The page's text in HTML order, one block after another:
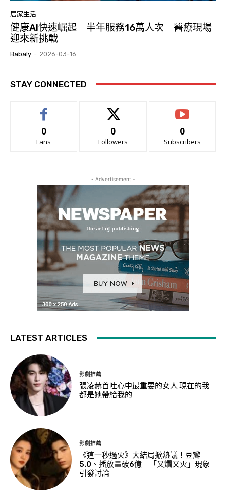
居家生活
健康AI快速崛起 半年服務16萬人次 醫療現場
迎來新挑戰
Babaly - 2026-03-16
STAY CONNECTED
0
Fans
0
Followers
0
Subscribers
- Advertisement -
LATEST ARTICLES
影劇推薦
張凌赫首吐心中最重要的女人 現在的我
都是她帶給我的
影劇推薦
《這一秒過火》大結局掀熱議！豆瓣
5.0、播放量破6億 「又爛又火」現象
引發討論